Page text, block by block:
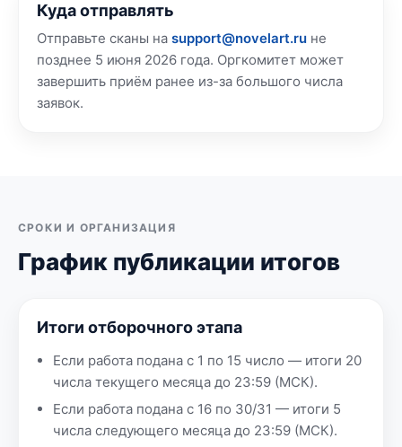
Куда отправлять
Отправьте сканы на support@novelart.ru не
позднее 5 июня 2026 года. Оргкомитет может
завершить приём ранее из-за большого числа
заявок.
СРОКИ И ОРГАНИЗАЦИЯ
График публикации итогов
Итоги отборочного этапа
Если работа подана с 1 по 15 число — итоги 20
числа текущего месяца до 23:59 (МСК).
Если работа подана с 16 по 30/31 — итоги 5
числа следующего месяца до 23:59 (МСК).